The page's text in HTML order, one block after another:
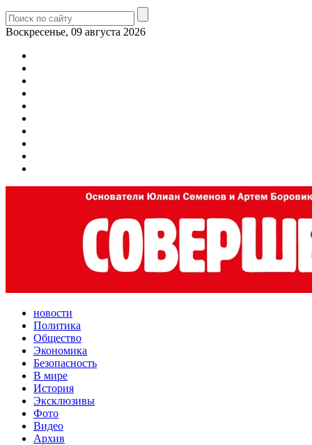
Воскресенье, 09 августа 2026
новости
Политика
Общество
Экономика
Безопасность
В мире
История
Эксклюзивы
Фото
Видео
Архив